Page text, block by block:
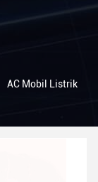
AC Mobil Listrik